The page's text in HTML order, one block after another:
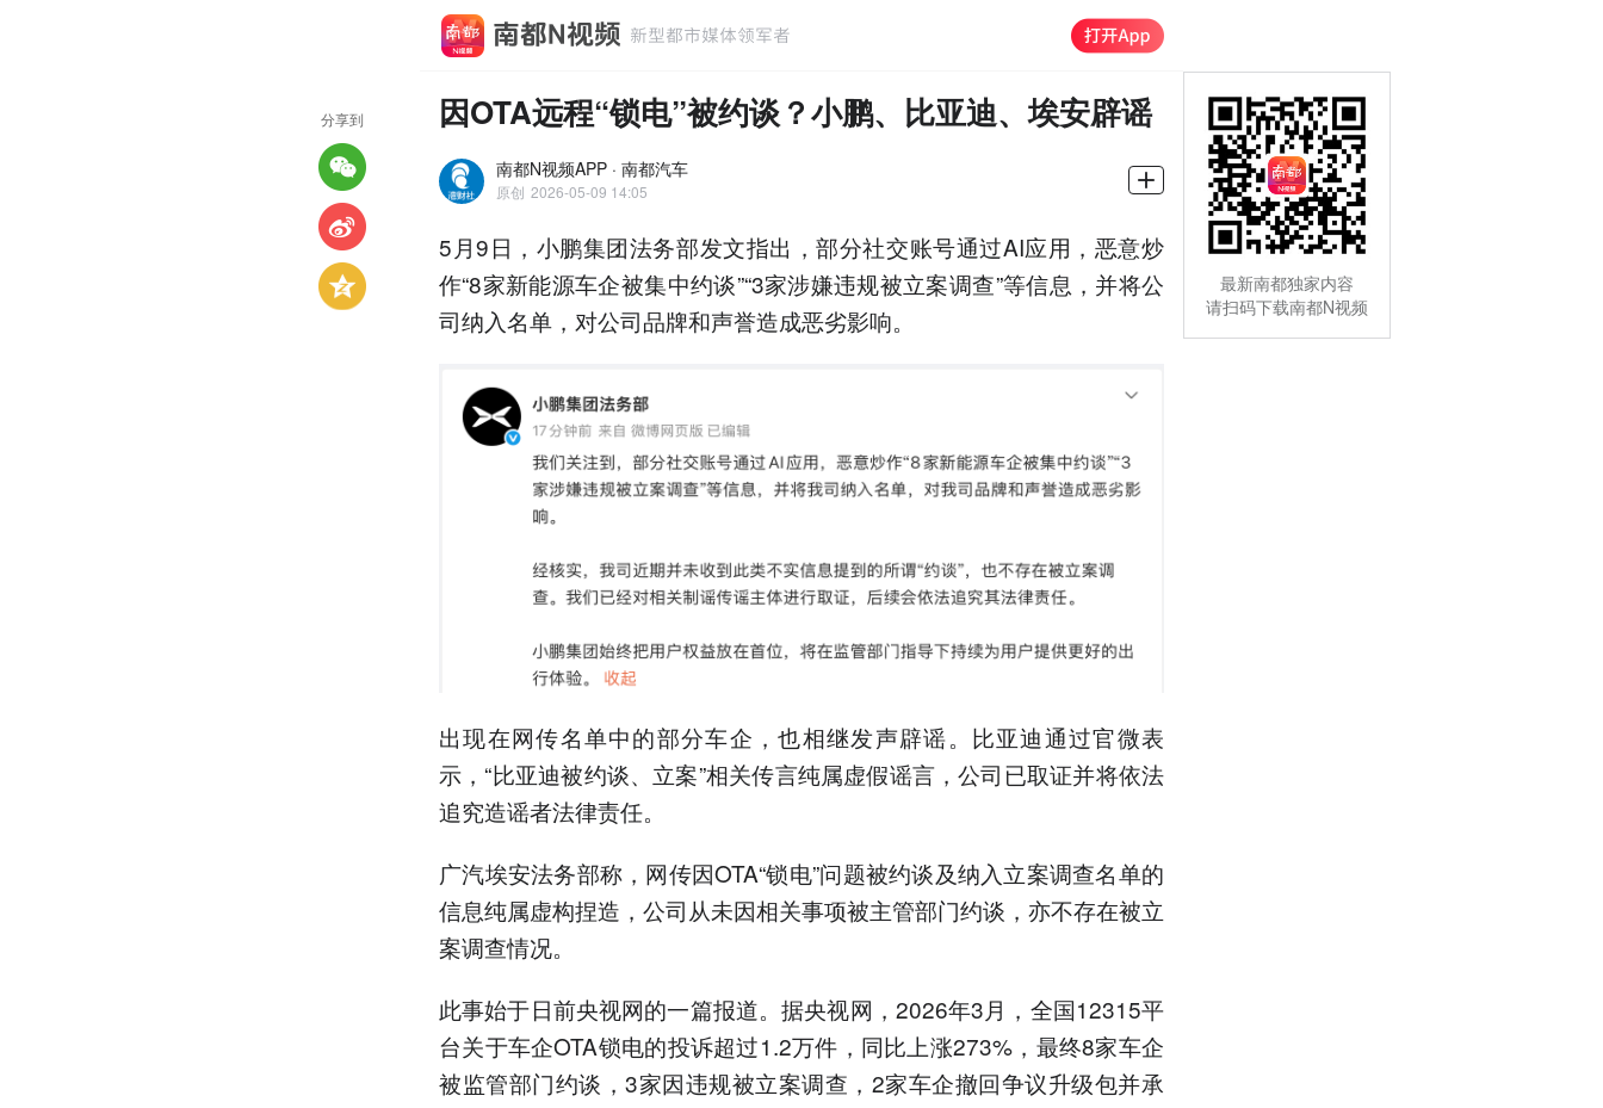
因OTA远程“锁电”被约谈？小鹏、比亚迪、埃安辟谣
南都N视频APP · 南都汽车
原创 2026-05-09 14:05
5月9日，小鹏集团法务部发文指出，部分社交账号通过AI应用，恶意炒
作“8家新能源车企被集中约谈”“3家涉嫌违规被立案调查”等信息，并将公
司纳入名单，对公司品牌和声誉造成恶劣影响。
出现在网传名单中的部分车企，也相继发声辟谣。比亚迪通过官微表
示，“比亚迪被约谈、立案”相关传言纯属虚假谣言，公司已取证并将依法
追究造谣者法律责任。
广汽埃安法务部称，网传因OTA“锁电”问题被约谈及纳入立案调查名单的
信息纯属虚构捏造，公司从未因相关事项被主管部门约谈，亦不存在被立
案调查情况。
此事始于日前央视网的一篇报道。据央视网，2026年3月，全国12315平
台关于车企OTA锁电的投诉超过1.2万件，同比上涨273%，最终8家车企
被监管部门约谈，3家因违规被立案调查，2家车企撤回争议升级包并承
分享到
最新南都独家内容
请扫码下载南都N视频